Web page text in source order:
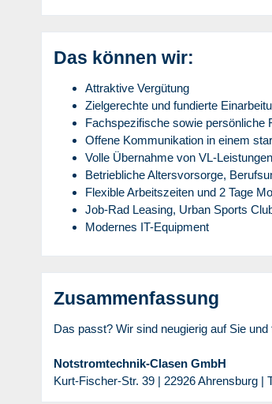
Das können wir:
Attraktive Vergütung
Zielgerechte und fundierte
Fachspezifische sowie persönliche
Offene Kommunikation in einem
Volle Übernahme von VL-Leistungen
Betriebliche Altersvorsorge,
Flexible Arbeitszeiten und 2 Tage
Job-Rad Leasing, Urban Sports
Modernes IT-Equipment
Zusammenfassung
Das passt? Wir sind neugierig auf Sie
Notstromtechnik-Clasen GmbH
Kurt-Fischer-Str. 39 | 22926 Ahrensburg |